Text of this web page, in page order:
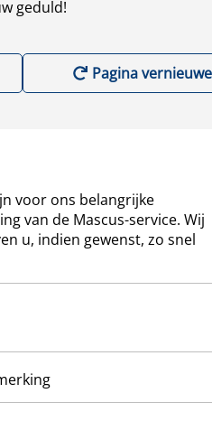
geduld!
Pagina
voor ons belangrijke
van de Mascus-service. Wij
u, indien gewenst, zo snel